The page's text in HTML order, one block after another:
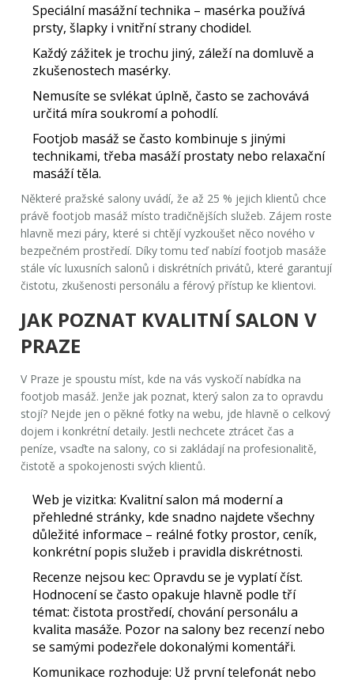
Speciální masážní technika – masérka používá
prsty, šlapky i vnitřní strany chodidel.
Každý zážitek je trochu jiný, záleží na domluvě a
zkušenostech masérky.
Nemusíte se svlékat úplně, často se zachovává
určitá míra soukromí a pohodlí.
Footjob masáž se často kombinuje s jinými
technikami, třeba masáží prostaty nebo relaxační
masáží těla.
Některé pražské salony uvádí, že až 25 % jejich klientů chce
právě footjob masáž místo tradičnějších služeb. Zájem roste
hlavně mezi páry, které si chtějí vyzkoušet něco nového v
bezpečném prostředí. Díky tomu teď nabízí footjob masáže
stále víc luxusních salonů i diskrétních privátů, které garantují
čistotu, zkušenosti personálu a férový přístup ke klientovi.
JAK POZNAT KVALITNÍ SALON V
PRAZE
V Praze je spoustu míst, kde na vás vyskočí nabídka na
footjob masáž. Jenže jak poznat, který salon za to opravdu
stojí? Nejde jen o pěkné fotky na webu, jde hlavně o celkový
dojem i konkrétní detaily. Jestli nechcete ztrácet čas a
peníze, vsaďte na salony, co si zakládají na profesionalitě,
čistotě a spokojenosti svých klientů.
Web je vizitka: Kvalitní salon má moderní a
přehledné stránky, kde snadno najdete všechny
důležité informace – reálné fotky prostor, ceník,
konkrétní popis služeb i pravidla diskrétnosti.
Recenze nejsou kec: Opravdu se je vyplatí číst.
Hodnocení se často opakuje hlavně podle tří
témat: čistota prostředí, chování personálu a
kvalita masáže. Pozor na salony bez recenzí nebo
se samými podezřele dokonalými komentáři.
Komunikace rozhoduje: Už první telefonát nebo